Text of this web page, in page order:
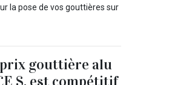
la pose de vos gouttières sur
prix gouttière alu
S. est compétitif